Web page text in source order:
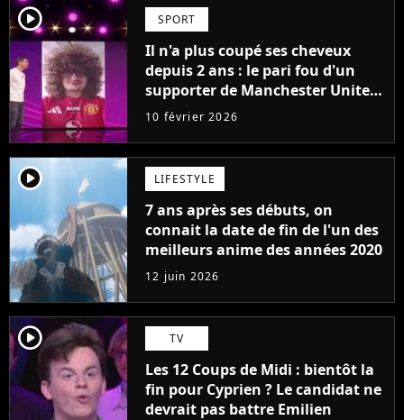
player2 SPORT
Il n'a plus coupé ses cheveux
depuis 2 ans : le pari fou d'un
supporter de Manchester United
pourrait enfin prendre fin ce soir
10 février 2026
player2 LIFESTYLE
7 ans après ses débuts, on
connait la date de fin de l'un des
meilleurs anime des années 2020
12 juin 2026
player2 TV
Les 12 Coups de Midi : bientôt la
fin pour Cyprien ? Le candidat ne
devrait pas battre Emilien